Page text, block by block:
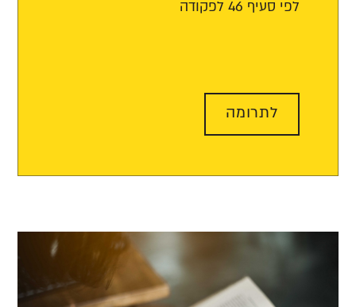
לפי סעיף 46 לפקודה
לתרומה